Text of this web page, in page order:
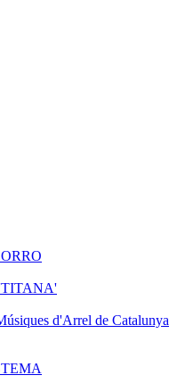
d'Arrel de Catalunya